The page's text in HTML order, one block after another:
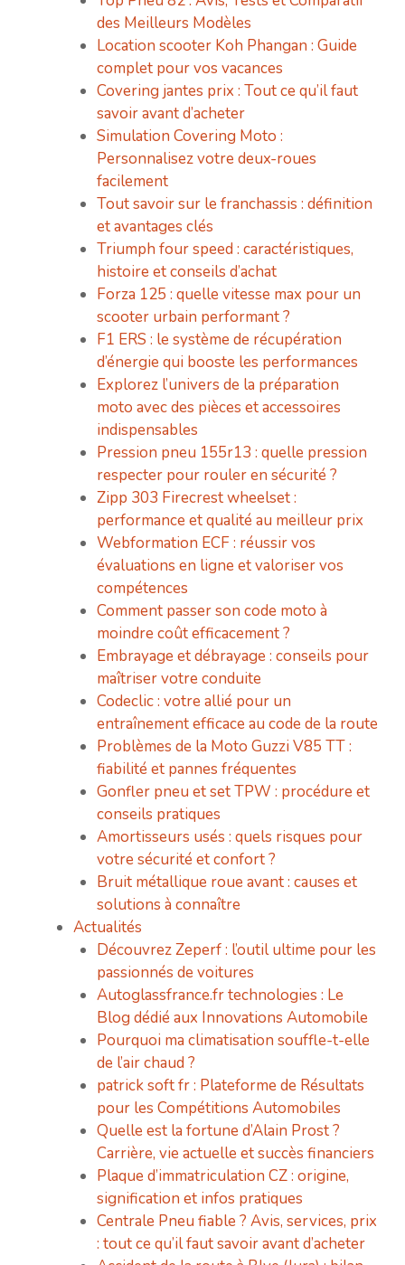
des Meilleurs Modèles
Location scooter Koh Phangan : Guide
complet pour vos vacances
Covering jantes prix : Tout ce qu’il faut
savoir avant d’acheter
Simulation Covering Moto :
Personnalisez votre deux-roues
facilement
Tout savoir sur le franchassis : définition
et avantages clés
Triumph four speed : caractéristiques,
histoire et conseils d’achat
Forza 125 : quelle vitesse max pour un
scooter urbain performant ?
F1 ERS : le système de récupération
d’énergie qui booste les performances
Explorez l’univers de la préparation
moto avec des pièces et accessoires
indispensables
Pression pneu 155r13 : quelle pression
respecter pour rouler en sécurité ?
Zipp 303 Firecrest wheelset :
performance et qualité au meilleur prix
Webformation ECF : réussir vos
évaluations en ligne et valoriser vos
compétences
Comment passer son code moto à
moindre coût efficacement ?
Embrayage et débrayage : conseils pour
maîtriser votre conduite
Codeclic : votre allié pour un
entraînement efficace au code de la route
Problèmes de la Moto Guzzi V85 TT :
fiabilité et pannes fréquentes
Gonfler pneu et set TPW : procédure et
conseils pratiques
Amortisseurs usés : quels risques pour
votre sécurité et confort ?
Bruit métallique roue avant : causes et
solutions à connaître
Actualités
Découvrez Zeperf : l’outil ultime pour les
passionnés de voitures
Autoglassfrance.fr technologies : Le
Blog dédié aux Innovations Automobile
Pourquoi ma climatisation souffle-t-elle
de l’air chaud ?
patrick soft fr : Plateforme de Résultats
pour les Compétitions Automobiles
Quelle est la fortune d’Alain Prost ?
Carrière, vie actuelle et succès financiers
Plaque d’immatriculation CZ : origine,
signification et infos pratiques
Centrale Pneu fiable ? Avis, services, prix
: tout ce qu’il faut savoir avant d’acheter